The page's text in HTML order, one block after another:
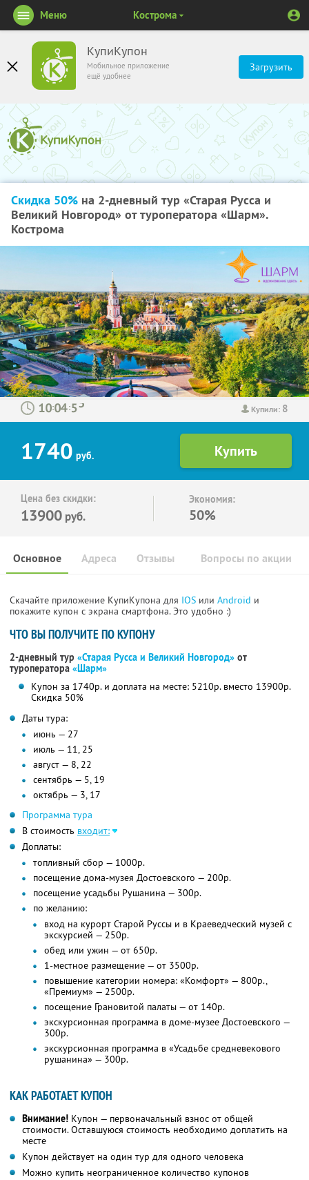
КупиКупон
Мобильное приложение
ещё удобнее
Загрузить
Меню Кострома
Скидка 50% на 2-дневный тур «Старая Русса и
Великий Новгород» от туроператора «Шарм».
Кострома
Купили: 8
: :
1740 руб.
Цена без скидки:
13900 руб.
Экономия:
50%
Основное Отзывы Вопросы по акции
Адреса
Скачайте приложение КупиКупона для IOS или Android и
покажите купон с экрана смартфона. Это удобно :)
ЧТО ВЫ ПОЛУЧИТЕ ПО КУПОНУ
2-дневный тур «Старая Русса и Великий Новгород» от
туроператора «Шарм»
Купон за 1740р. и доплата на месте: 5210р. вместо 13900р.
Скидка 50%
Даты тура:
июнь — 27
июль — 11, 25
август — 8, 22
сентябрь — 5, 19
октябрь — 3, 17
Программа тура
В стоимость входит:
Доплаты:
топливный сбор — 1000р.
посещение дома-музея Достоевского — 200р.
посещение усадьбы Рушанина — 300р.
по желанию:
вход на курорт Старой Руссы и в Краеведческий музей с
экскурсией — 250р.
обед или ужин — от 650р.
1-местное размещение — от 3500р.
повышение категории номера: «Комфорт» — 800р.,
«Премиум» — 2500р.
посещение Грановитой палаты — от 140р.
экскурсионная программа в доме-музее Достоевского —
300р.
экскурсионная программа в «Усадьбе средневекового
рушанина» — 300р.
КАК РАБОТАЕТ КУПОН
Внимание! Купон — первоначальный взнос от общей
стоимости. Оставшуюся стоимость необходимо доплатить на
месте
Купон действует на один тур для одного человека
Можно купить неограниченное количество купонов